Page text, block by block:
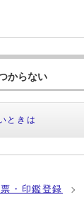
からない
ときは
・印鑑登録